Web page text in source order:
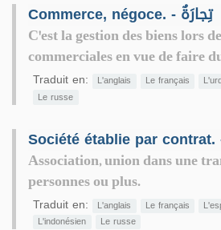
Commerce, négoce. - تِجارَةٌ
C'est la gestion des biens lors
commerciales en vue de faire
Traduit en: L'anglais Le français
Le russe
Association, union dans une
personnes ou plus.
Traduit en: L'anglais Le français
L'indonésien
Le russe